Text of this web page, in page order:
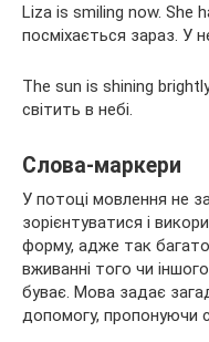
Liza is smiling now. She
посміхається зараз. У
The sun is shining
світить в небі.
Слова-маркери
У потоці мовлення не
зорієнтуватися і
форму, адже так багато
вживанні того чи
буває. Мова задає
допомогу, пропонуючи